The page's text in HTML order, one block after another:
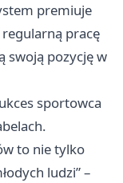
premiuje
pracę
swoją pozycję w
sportowca
to nie tylko
ludzi” –